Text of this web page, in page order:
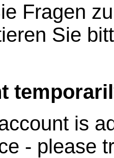
Fragen
Sie
is
- please